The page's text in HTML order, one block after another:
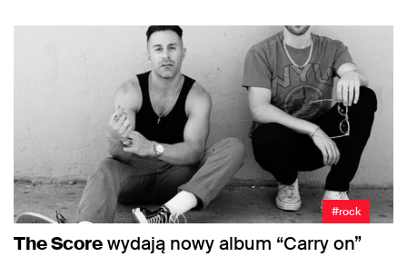
#rock
The Scorewydają nowy album “Carry on”